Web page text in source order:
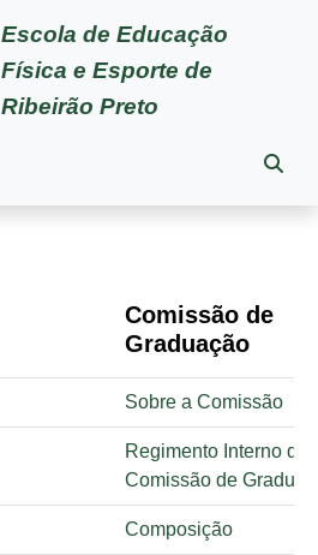
Escola de Educação
Física e Esporte de
Ribeirão Preto
Comissão de
Graduação
Sobre a Comissão
Regimento Interno da
Comissão de
Composição